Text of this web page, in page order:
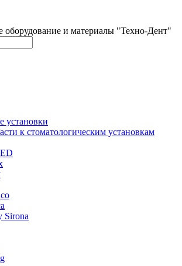
оборудование и материалы "Техно-Дент"
установки
к стоматологическим установкам
Sirona